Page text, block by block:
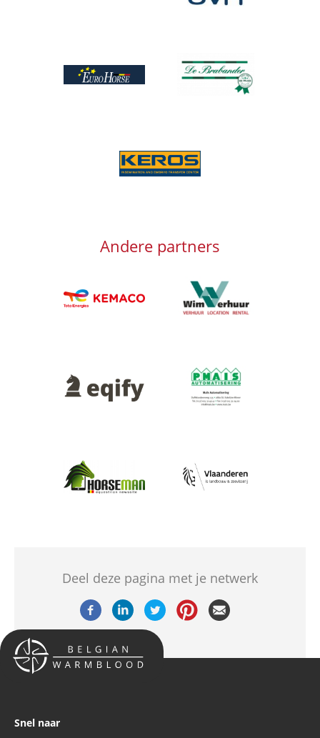
Afbeelding
Afbeelding
Afbeelding
Andere partners
Afbeelding
Afbeelding
Afbeelding Afbeelding
Afbeelding Afbeelding
Deel deze pagina met je netwerk
Snel naar